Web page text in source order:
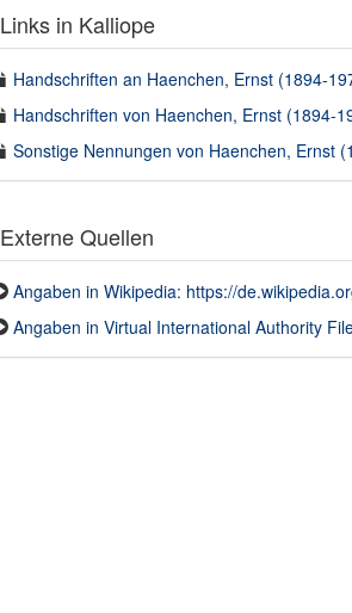
Links in Kalliope
Handschriften an Haenchen, Ernst (1894-
Handschriften von Haenchen, Ernst (1894-
Sonstige Nennungen von Haenchen, Ernst
Externe Quellen
Angaben in Wikipedia: https://
Angaben in Virtual International Authority